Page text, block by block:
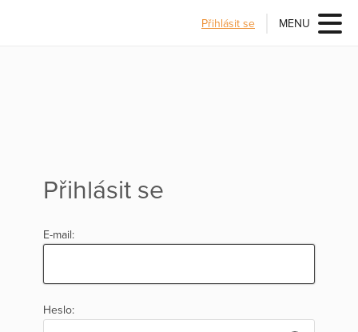
Přihlásit se MENU
Přihlásit se
E-mail:
Heslo: